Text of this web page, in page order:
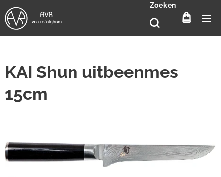
Zoeken
KAI Shun uitbeenmes
15cm